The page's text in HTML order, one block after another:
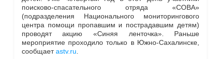
поисково-спасательного отряда «СОВА»
(подразделения Национального мониторингового
центра помощи пропавшим и пострадавшим детям)
проводят акцию «Синяя ленточка». Раньше
мероприятие проходило только в Южно-Сахалинске,
сообщаетastv.ru